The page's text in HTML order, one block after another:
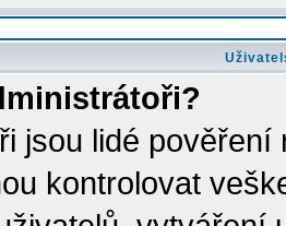
jsou lidé
kontrolovat